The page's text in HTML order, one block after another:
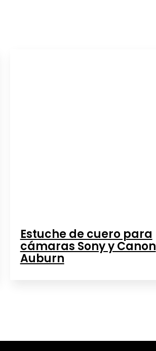
Estuche de cuero para
cámaras Sony y Canon
Auburn